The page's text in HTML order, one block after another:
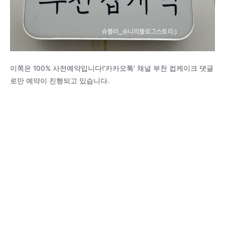
이쪽은 100% 사전예약입니다!’카카오톡’ 채널 부천 컵케이크 댓글
로만 예약이 진행되고 있습니다.